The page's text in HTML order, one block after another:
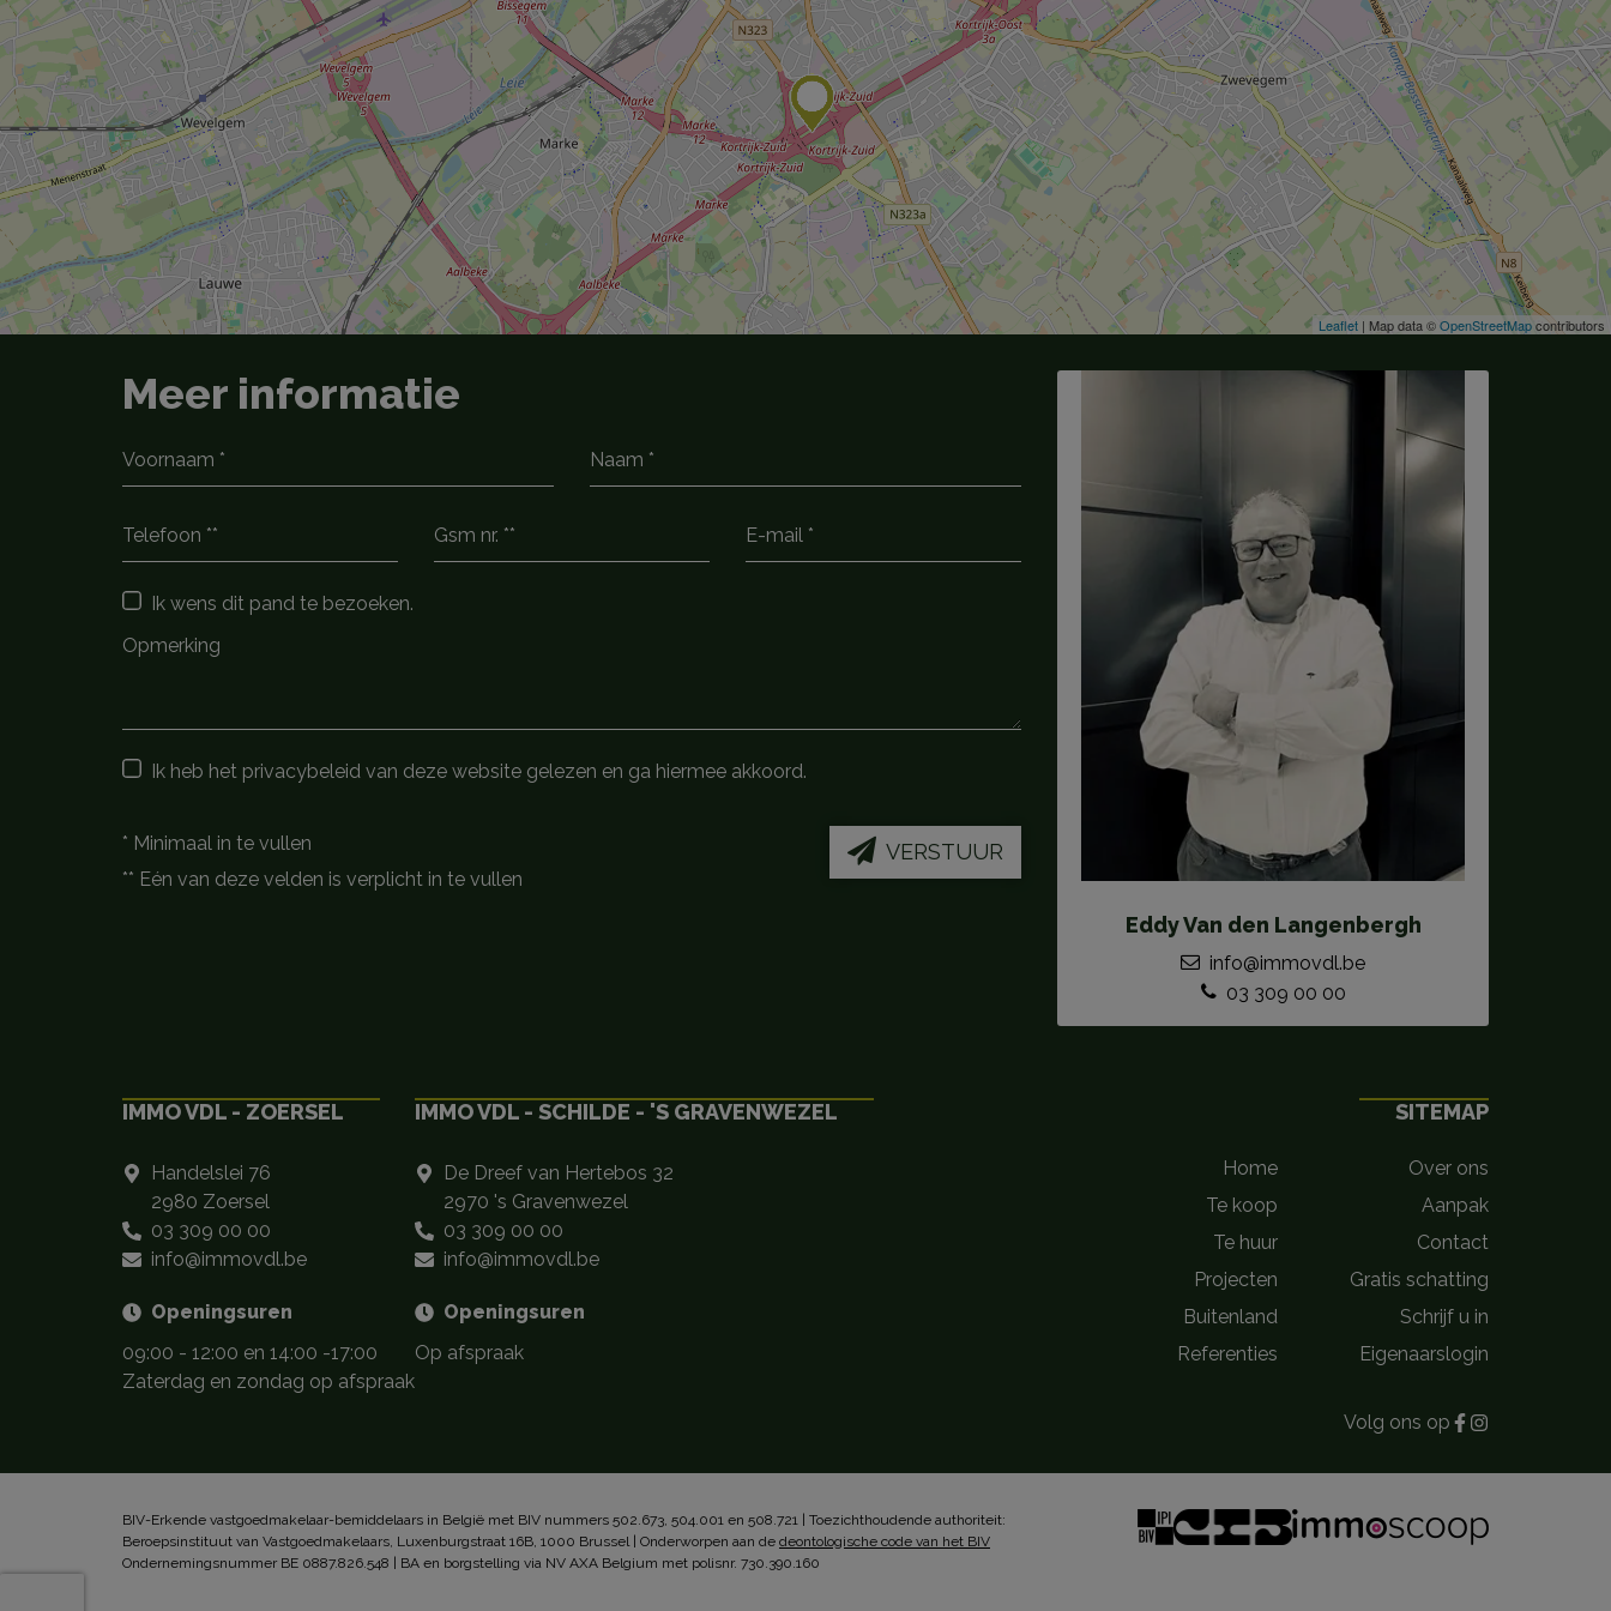
Leaflet | Map data ©OpenStreetMapcontributors
Meer informatie
Ik wens dit pand te bezoeken.
Ik heb het privacybeleid van deze website gelezen en ga hiermee akkoord.
* Minimaal in te vullen
** Eén van deze velden is verplicht in te vullen
VERSTUUR
Eddy Van den Langenbergh
info@immovdl.be
03 309 00 00
IMMO VDL - ZOERSEL
Handelslei 76
2980 Zoersel
03 309 00 00
info@immovdl.be
Openingsuren
09:00 - 12:00 en 14:00 -17:00
Zaterdag en zondag op afspraak
IMMO VDL - SCHILDE - 'S GRAVENWEZEL
De Dreef van Hertebos 32
2970 's Gravenwezel
03 309 00 00
info@immovdl.be
Openingsuren
Op afspraak
SITEMAP
Home
Te koop
Te huur
Projecten
Buitenland
Referenties
Over ons
Aanpak
Contact
Gratis schatting
Schrijf u in
Eigenaarslogin
Volg ons op
BIV-Erkende vastgoedmakelaar-bemiddelaars in België met BIV nummers 502.673, 504.001 en 508.721 | Toezichthoudende authoriteit:
Beroepsinstituut van Vastgoedmakelaars, Luxenburgstraat 16B, 1000 Brussel | Onderworpen aan de deontologische code van het BIV
Ondernemingsnummer BE 0887.826.548 | BA en borgstelling via NV AXA Belgium met polisnr. 730.390.160